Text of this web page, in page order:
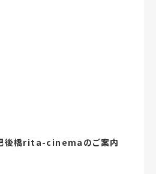
肥後橋rita-cinemaのご案内